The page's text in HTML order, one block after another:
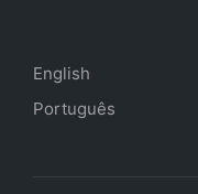
English
Português